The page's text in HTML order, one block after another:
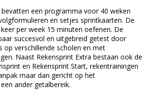
een programma voor 40 weken
en setjes sprintkaarten. De
per week 15 minuten oefenen. De
succesvol en uitgebreid getest door
op verschillende scholen en met
Naast Rekensprint Extra bestaan ook de
en Rekensprint Start, rekentrainingen
maar dan gericht op het
ander getalbereik.